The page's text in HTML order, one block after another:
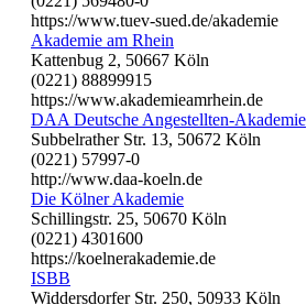
https://www.tuev-sued.de/akademie
Akademie am Rhein
Kattenbug 2, 50667 Köln
(0221) 88899915
https://www.akademieamrhein.de
DAA Deutsche Angestellten-Akademie
Subbelrather Str. 13, 50672 Köln
(0221) 57997-0
http://www.daa-koeln.de
Die Kölner Akademie
Schillingstr. 25, 50670 Köln
(0221) 4301600
https://koelnerakademie.de
ISBB
Widdersdorfer Str. 250, 50933 Köln